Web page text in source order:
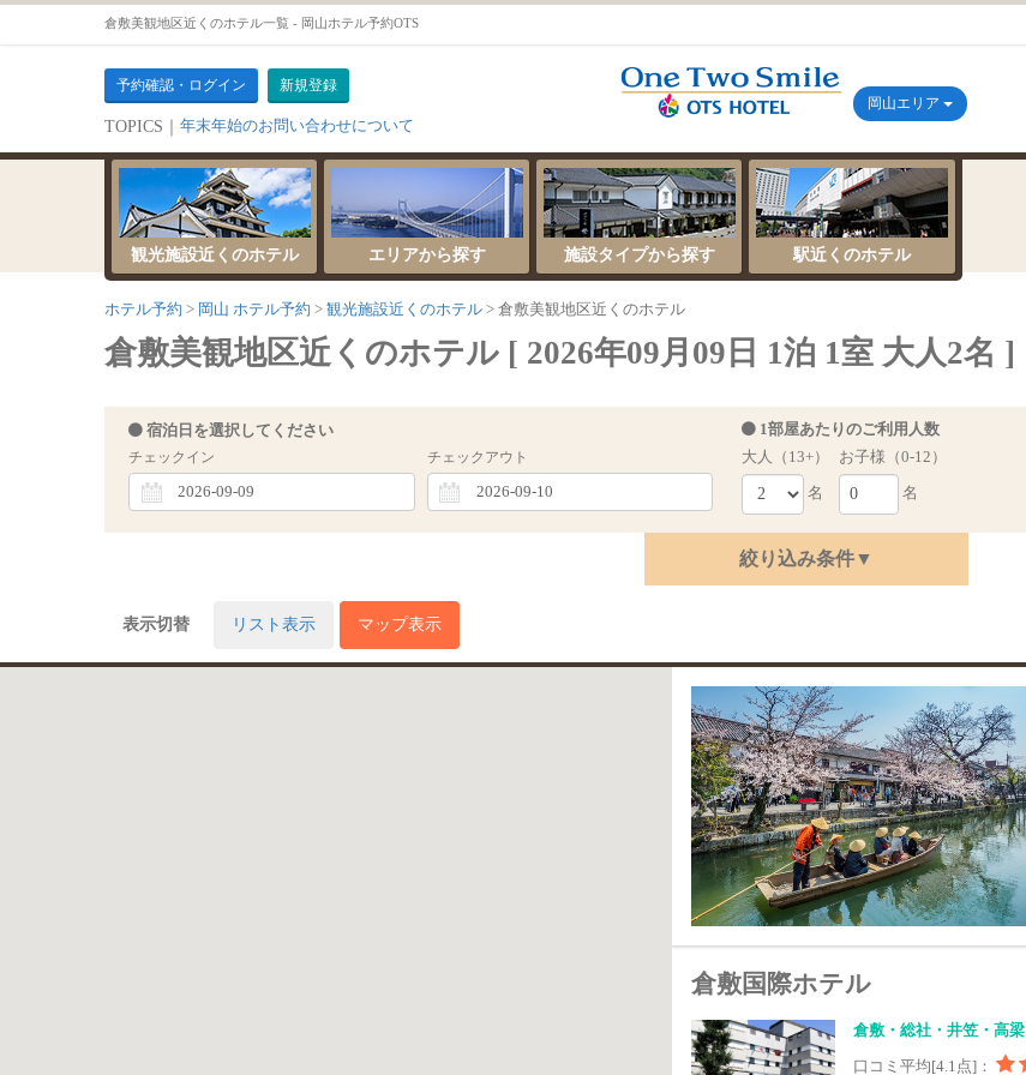
倉敷美観地区近くのホテル一覧 - 岡山ホテル予約OTS
予約確認・ログイン 新規登録
TOPICS｜ 年末年始のお問い合わせについて
サーバーメンテナンスのお知らせ
岡山エリア
観光施設近くのホテル エリアから探す 施設タイプから探す 駅近くのホテル
ホテル予約 岡山 ホテル予約 観光施設近くのホテル 倉敷美観地区近くのホテル
倉敷美観地区近くのホテル [ 2026年09月09日 1泊 1室 大人2名 ]
宿泊日を選択してください
チェックイン チェックアウト
1部屋あたりのご利用人数
大人（13+）
名
お子様（0-12）
名
絞り込み条件▼
表示切替 リスト表示 マップ表示
倉敷国際ホテル
倉敷・総社・井笠・高梁
口コミ平均[4.1点]：